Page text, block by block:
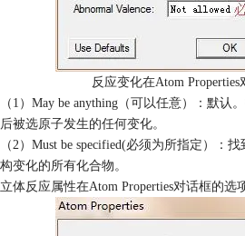
反应变化在Atom
（1）May be anything（可以任意）：默认
后被选原子发生的任何变化。
（2）Must be specified(必须为所指定）：
构变化的所有化合物。
立体反应属性在Atom Properties对话框的选